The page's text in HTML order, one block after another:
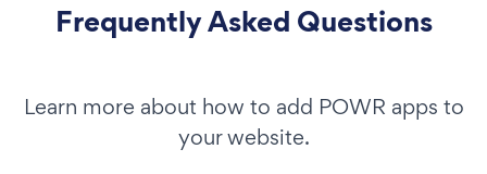
Frequently Asked Questions
Learn more about how to add POWR apps to
your website.